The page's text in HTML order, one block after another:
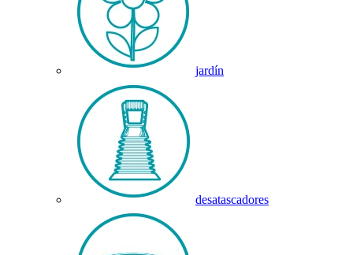
jardín
desatascadores